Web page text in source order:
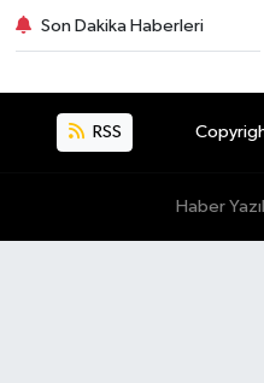
Son Dakika Haberleri
RSS
Haber